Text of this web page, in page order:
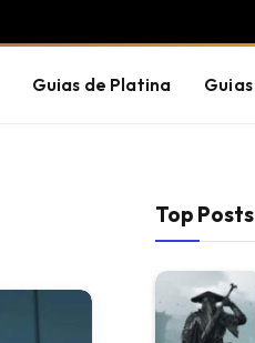
Guias de Platina Guias
Top Posts